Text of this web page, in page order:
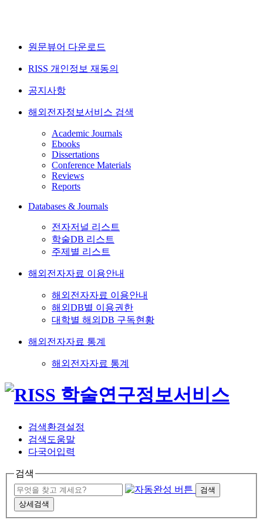
원문뷰어 다운로드
RISS 개인정보 재동의
공지사항
해외전자정보서비스 검색
Academic Journals
Ebooks
Dissertations
Conference Materials
Reviews
Reports
Databases & Journals
전자저널 리스트
학술DB 리스트
주제별 리스트
해외전자자료 이용안내
해외전자자료 이용안내
해외DB별 이용권한
대학별 해외DB 구독현황
해외전자자료 통계
해외전자자료 통계
검색환경설정
검색도움말
다국어입력
검색
검색
상세검색